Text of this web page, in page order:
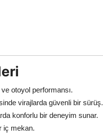
otoyol performansı.
virajlarda güvenli bir sürüş.
konforlu bir deneyim sunar.
iç mekan.